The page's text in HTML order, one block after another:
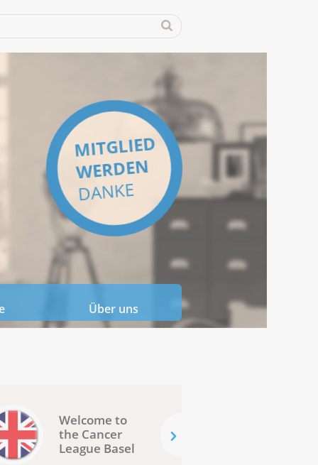
MITGLIED
WERDEN
DANKE
Über uns
Welcome to
the Cancer
League Basel